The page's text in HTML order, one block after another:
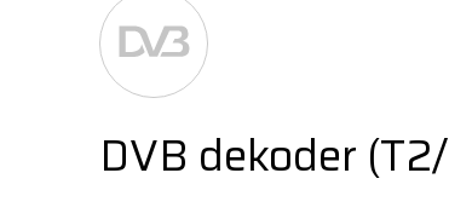
DVB dekoder